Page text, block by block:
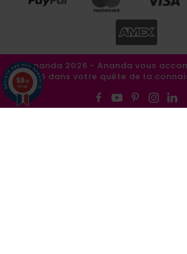
©Ananda 2026 - Ananda vous
1986 dans votre quête de la
9.8/10
857 avis